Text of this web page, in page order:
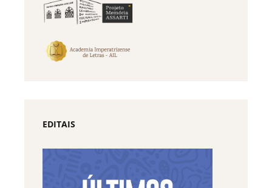
EDITAIS